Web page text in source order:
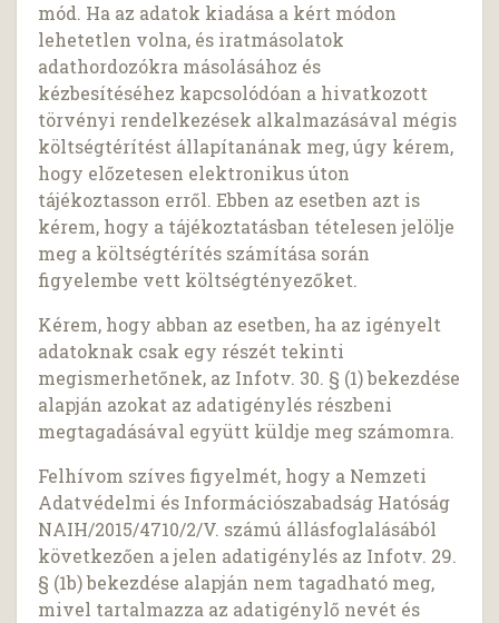
mód. Ha az adatok kiadása a kért módon
lehetetlen volna, és iratmásolatok
adathordozókra másolásához és
kézbesítéséhez kapcsolódóan a hivatkozott
törvényi rendelkezések alkalmazásával mégis
költségtérítést állapítanának meg, úgy kérem,
hogy előzetesen elektronikus úton
tájékoztasson erről. Ebben az esetben azt is
kérem, hogy a tájékoztatásban tételesen jelölje
meg a költségtérítés számítása során
figyelembe vett költségtényezőket.
Kérem, hogy abban az esetben, ha az igényelt
adatoknak csak egy részét tekinti
megismerhetőnek, az Infotv. 30. § (1) bekezdése
alapján azokat az adatigénylés részbeni
megtagadásával együtt küldje meg számomra.
Felhívom szíves figyelmét, hogy a Nemzeti
Adatvédelmi és Információszabadság Hatóság
NAIH/2015/4710/2/V. számú állásfoglalásából
következően a jelen adatigénylés az Infotv. 29.
§ (1b) bekezdése alapján nem tagadható meg,
mivel tartalmazza az adatigénylő nevét és